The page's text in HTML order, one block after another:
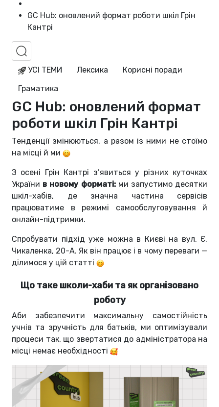
GC Hub: оновлений формат роботи шкіл Грін
Кантрі
УСІ ТЕМИ Лексика
Корисні поради
Граматика
GC Hub: оновлений формат
роботи шкіл Грін Кантрі
Тенденції змінюються, а разом із ними не стоїмо
на місці й ми
З осені Грін Кантрі з’явиться у різних куточках
України в новому форматі: ми запустимо десятки
шкіл-хабів, де значна частина сервісів
працюватиме в режимі самообслуговування й
онлайн-підтримки.
Спробувати підхід уже можна в Києві на вул. Є.
Чикаленка, 20-А. Як він працює і в чому переваги —
ділимося у цій статті
Що таке школи-хаби та як організовано
роботу
Аби забезпечити максимальну самостійність
учнів та зручність для батьків, ми оптимізували
процеси так, що звертатися до адміністратора на
місці немає необхідності